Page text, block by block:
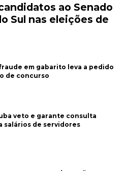
ao Senado
Sul nas eleições de
em gabarito leva a pedido
de concurso
veto e garante consulta
salários de servidores